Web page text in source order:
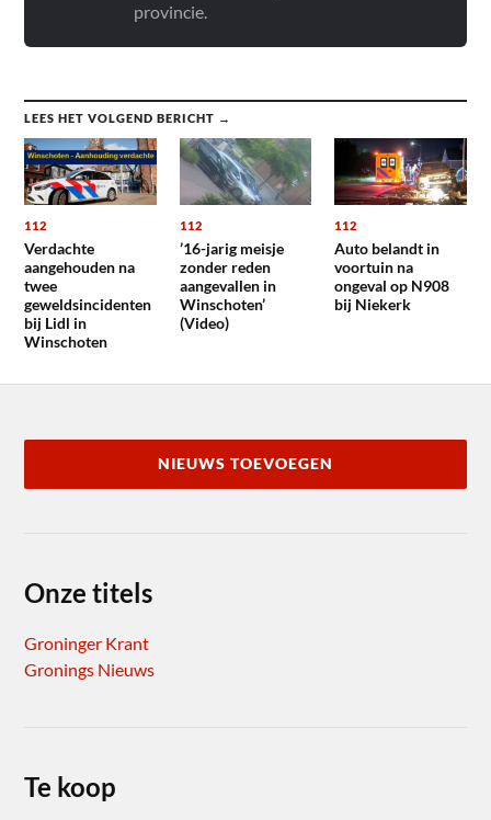
provincie.
LEES HET VOLGEND BERICHT →
112
Verdachte
aangehouden na
twee
geweldsincidenten
bij Lidl in
Winschoten
112
’16-jarig meisje
zonder reden
aangevallen in
Winschoten’
(Video)
112
Auto belandt in
voortuin na
ongeval op N908
bij Niekerk
NIEUWS TOEVOEGEN
Onze titels
Groninger Krant
Gronings Nieuws
Te koop